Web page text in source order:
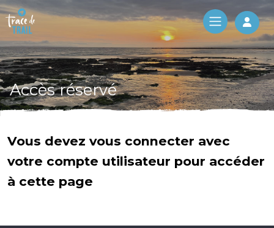
Log
Accès réservé
Vous devez vous connecter avec
votre compte utilisateur pour accéder
à cette page